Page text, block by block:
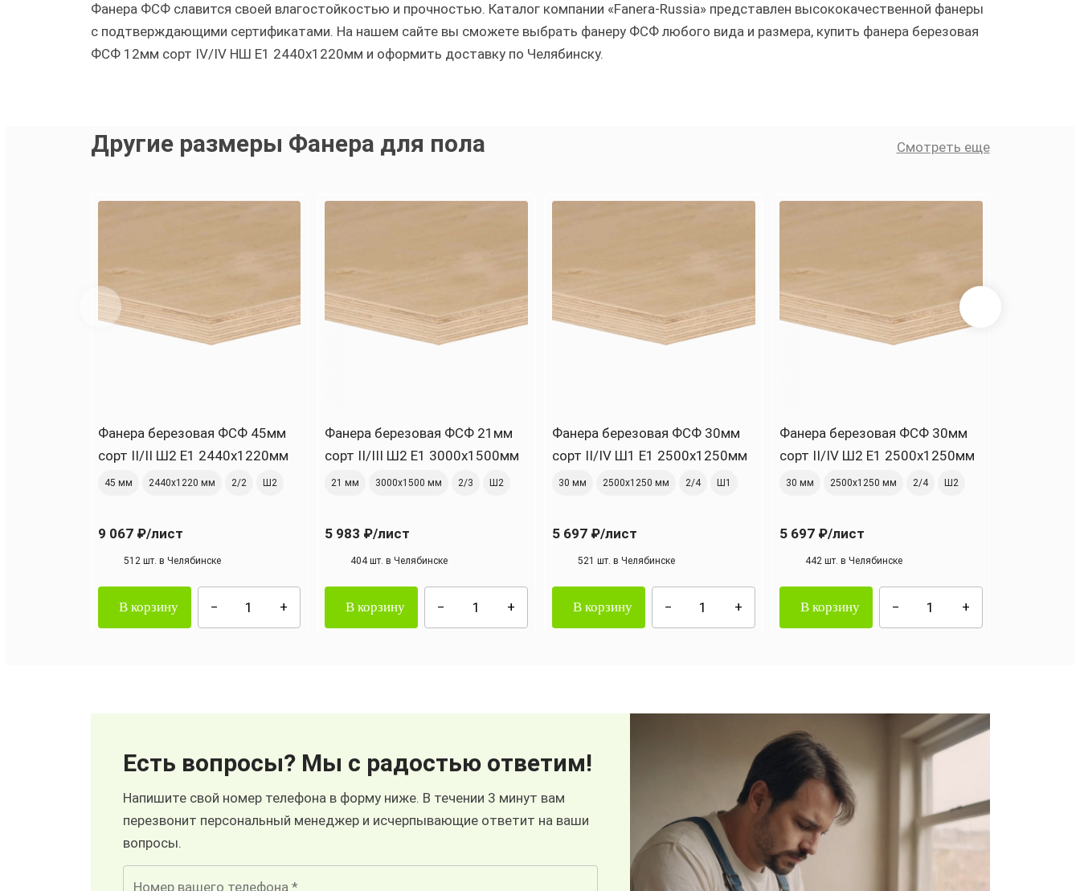
Фанера ФСФ славится своей влагостойкостью и прочностью. Каталог компании «Fanera-Russia» представлен высококачественной фанеры
с подтверждающими сертификатами. На нашем сайте вы сможете выбрать фанеру ФСФ любого вида и размера, купить фанера березовая
ФСФ 12мм сорт IV/IV НШ Е1 2440х1220мм и оформить доставку по Челябинску.
Другие размеры Фанера для пола Смотреть еще
Фанера березовая ФСФ 45мм
сорт II/II Ш2 Е1 2440x1220мм
45 мм 2440х1220 мм 2/2 Ш2
9 067 ₽/лист
512 шт. в Челябинске
В корзину
Фанера березовая ФСФ 21мм
сорт II/III Ш2 Е1 3000х1500мм
21 мм 3000х1500 мм 2/3 Ш2
5 983 ₽/лист
404 шт. в Челябинске
В корзину
Фанера березовая ФСФ 30мм
сорт II/IV Ш1 Е1 2500х1250мм
30 мм 2500х1250 мм 2/4 Ш1
5 697 ₽/лист
521 шт. в Челябинске
В корзину
Фанера березовая ФСФ 30мм
сорт II/IV Ш2 Е1 2500х1250мм
30 мм 2500х1250 мм 2/4 Ш2
5 697 ₽/лист
442 шт. в Челябинске
В корзину
Есть вопросы? Мы с радостью ответим!
Напишите свой номер телефона в форму ниже. В течении 3 минут вам
перезвонит персональный менеджер и исчерпывающие ответит на ваши
вопросы.